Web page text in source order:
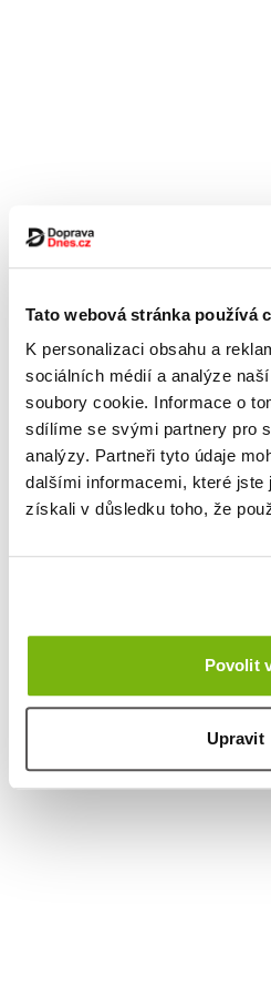
Tato webová stránka používá
K personalizaci obsahu a
sociálních médií a analýze
soubory cookie. Informace o
sdílíme se svými partnery pro
analýzy. Partneři tyto údaje
dalšími informacemi, které jste
získali v důsledku toho, že
Povolit
Upravit